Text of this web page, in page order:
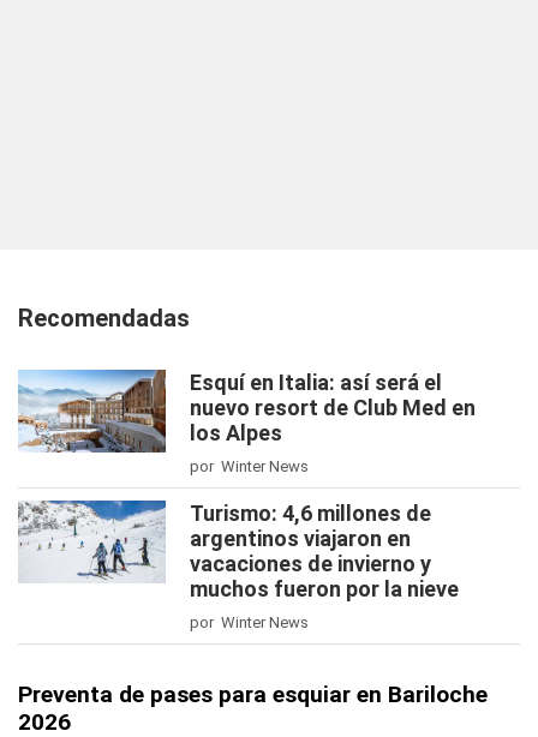
Recomendadas
Esquí en Italia: así será el
nuevo resort de Club Med en
los Alpes
por Winter News
Turismo: 4,6 millones de
argentinos viajaron en
vacaciones de invierno y
muchos fueron por la nieve
por Winter News
Preventa de pases para esquiar en Bariloche
2026